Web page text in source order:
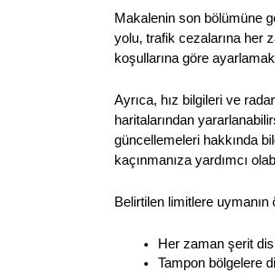
Makalenin son bölümüne
yolu, trafik cezalarına her
koşullarına göre
Ayrıca, hız bilgileri ve
haritalarından
güncellemeleri hakkında
kaçınmanıza yardımcı
Belirtilen limitlere uymanın
Her zaman şerit
Tampon bölgelere